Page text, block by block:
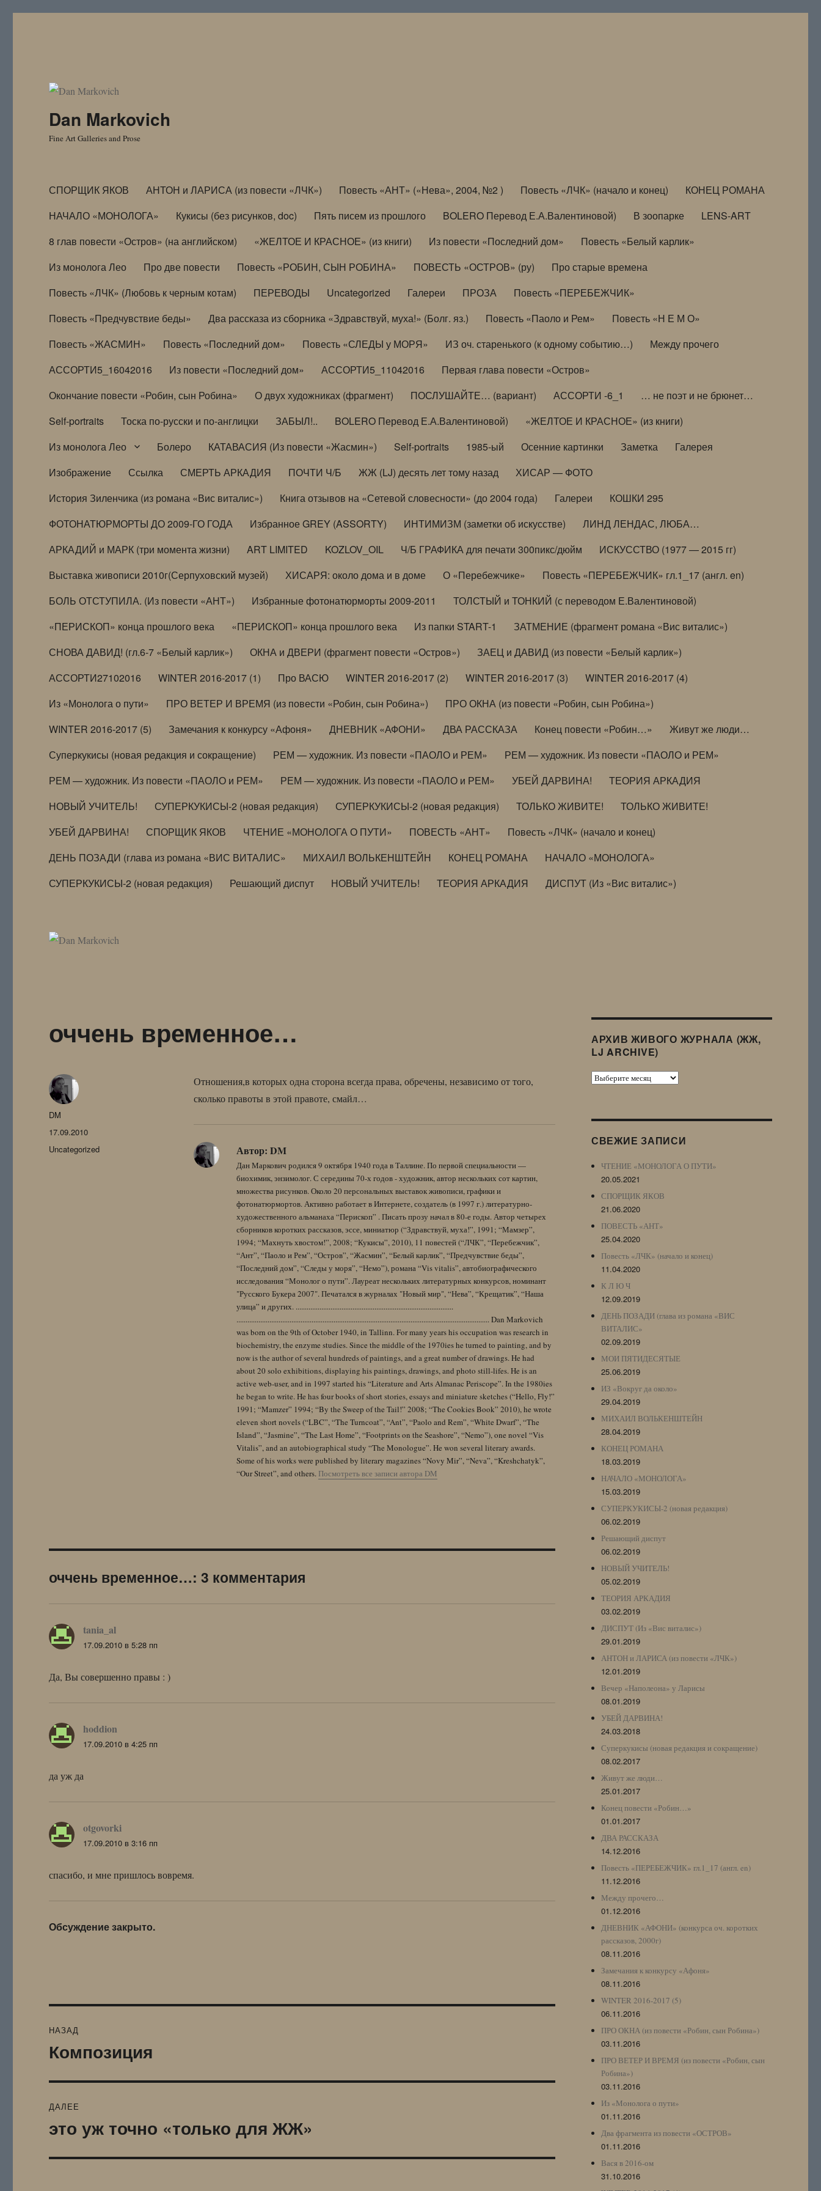
Dan Markovich
Fine Art Galleries and Prose
СПОРЩИК ЯКОВ АНТОН и ЛАРИСА (из повести «ЛЧК») Повесть «АНТ» («Нева», 2004, №2 ) Повесть «ЛЧК» (начало и конец)
КОНЕЦ РОМАНА
НАЧАЛО «МОНОЛОГА»
Кукисы (без рисунков, doc) Пять писем из прошлого BOLERO Перевод Е.А.Валентиновой) В зоопарке
LENS-ART
8 глав повести «Остров» (на английском)
«ЖЕЛТОЕ И КРАСНОЕ» (из книги) Из повести «Последний дом»
Повесть «Белый карлик»
Из монолога Лео
Про две повести Повесть «РОБИН, СЫН РОБИНА» ПОВЕСТЬ «ОСТРОВ» (ру)
Про старые времена
Повесть «ЛЧК» (Любовь к черным котам)
ПЕРЕВОДЫ Uncategorized Галереи ПРОЗА
Повесть «ПЕРЕБЕЖЧИК»
Повесть «Предчувствие беды»
Два рассказа из сборника «Здравствуй, муха!» (Болг. яз.) Повесть «Паоло и Рем»
Повесть «Н Е М О»
Повесть «ЖАСМИН»
Повесть «Последний дом» Повесть «СЛЕДЫ у МОРЯ» ИЗ оч. старенького (к одному событию…)
Между прочего
АССОРТИ5_16042016
Из повести «Последний дом» АССОРТИ5_11042016
Первая глава повести «Остров»
Окончание повести «Робин, сын Робина»
О двух художниках (фрагмент) ПОСЛУШАЙТЕ… (вариант) АССОРТИ -6_1
… не поэт и не брюнет…
Self-portraits
Тоска по-русски и по-англицки ЗАБЫЛ!.. BOLERO Перевод Е.А.Валентиновой)
«ЖЕЛТОЕ И КРАСНОЕ» (из книги)
Из монолога Лео
Болеро КАТАВАСИЯ (Из повести «Жасмин») Self-portraits 1985-ый Осенние картинки Заметка
Галерея
Изображение
Ссылка СМЕРТЬ АРКАДИЯ ПОЧТИ Ч/Б ЖЖ (LJ) десять лет тому назад
ХИСАР — ФОТО
История Зиленчика (из романа «Вис виталис»)
Книга отзывов на «Сетевой словесности» (до 2004 года) Галереи
КОШКИ 295
ФОТОНАТЮРМОРТЫ ДО 2009-ГО ГОДА
Избранное GREY (ASSORTY) ИНТИМИЗМ (заметки об искусстве)
ЛИНД ЛЕНДАС, ЛЮБА…
АРКАДИЙ и МАРК (три момента жизни)
ART LIMITED KOZLOV_OIL Ч/Б ГРАФИКА для печати 300пикс/дюйм
ИСКУССТВО (1977 — 2015 гг)
Выставка живописи 2010г(Серпуховский музей)
ХИСАРЯ: около дома и в доме О «Перебежчике»
Повесть «ПЕРЕБЕЖЧИК» гл.1_17 (англ. en)
БОЛЬ ОТСТУПИЛА. (Из повести «АНТ»)
Избранные фотонатюрморты 2009-2011
ТОЛСТЫЙ и ТОНКИЙ (с переводом Е.Валентиновой)
«ПЕРИСКОП» конца прошлого века
«ПЕРИСКОП» конца прошлого века Из папки START-1
ЗАТМЕНИЕ (фрагмент романа «Вис виталис»)
СНОВА ДАВИД! (гл.6-7 «Белый карлик»)
ОКНА и ДВЕРИ (фрагмент повести «Остров»)
ЗАЕЦ и ДАВИД (из повести «Белый карлик»)
АССОРТИ27102016
WINTER 2016-2017 (1) Про ВАСЮ WINTER 2016-2017 (2) WINTER 2016-2017 (3)
WINTER 2016-2017 (4)
Из «Монолога о пути»
ПРО ВЕТЕР И ВРЕМЯ (из повести «Робин, сын Робина»)
ПРО ОКНА (из повести «Робин, сын Робина»)
WINTER 2016-2017 (5)
Замечания к конкурсу «Афоня» ДНЕВНИК «АФОНИ» ДВА РАССКАЗА Конец повести «Робин…»
Живут же люди…
Суперкукисы (новая редакция и сокращение)
РЕМ — художник. Из повести «ПАОЛО и РЕМ»
РЕМ — художник. Из повести «ПАОЛО и РЕМ»
РЕМ — художник. Из повести «ПАОЛО и РЕМ»
РЕМ — художник. Из повести «ПАОЛО и РЕМ» УБЕЙ ДАРВИНА!
ТЕОРИЯ АРКАДИЯ
НОВЫЙ УЧИТЕЛЬ!
СУПЕРКУКИСЫ-2 (новая редакция) СУПЕРКУКИСЫ-2 (новая редакция) ТОЛЬКО ЖИВИТЕ!
ТОЛЬКО ЖИВИТЕ!
УБЕЙ ДАРВИНА!
СПОРЩИК ЯКОВ ЧТЕНИЕ «МОНОЛОГА О ПУТИ» ПОВЕСТЬ «АНТ»
Повесть «ЛЧК» (начало и конец)
ДЕНЬ ПОЗАДИ (глава из романа «ВИС ВИТАЛИС»
МИХАИЛ ВОЛЬКЕНШТЕЙН КОНЕЦ РОМАНА
НАЧАЛО «МОНОЛОГА»
СУПЕРКУКИСЫ-2 (новая редакция)
Решающий диспут НОВЫЙ УЧИТЕЛЬ! ТЕОРИЯ АРКАДИЯ ДИСПУТ (Из «Вис виталис»)
оччень временное…
Отношения,в которых одна сторона всегда права, обречены, независимо от того,
сколько правоты в этой правоте, смайл…
Автор: DM
Дан Маркович родился 9 октября 1940 года в Таллине. По первой специальности —
биохимик, энзимолог. С середины 70-х годов - художник, автор нескольких сот картин,
множества рисунков. Около 20 персональных выставок живописи, графики и
фотонатюрмортов. Активно работает в Интернете, создатель (в 1997 г.) литературно-
художественного альманаха “Перископ” . Писать прозу начал в 80-е годы. Автор четырех
сборников коротких рассказов, эссе, миниатюр (“Здравствуй, муха!”, 1991; “Мамзер”,
1994; “Махнуть хвостом!”, 2008; “Кукисы”, 2010), 11 повестей (“ЛЧК”, “Перебежчик”,
“Ант”, “Паоло и Рем”, “Остров”, “Жасмин”, “Белый карлик”, “Предчувствие беды”,
“Последний дом”, “Следы у моря”, “Немо”), романа “Vis vitalis”, автобиографического
исследования “Монолог о пути”. Лауреат нескольких литературных конкурсов, номинант
"Русского Букера 2007". Печатался в журналах "Новый мир", “Нева”, “Крещатик”, “Наша
улица” и других. ......................................................................................
.......................................................................................................................................... Dan Markovich
was born on the 9th of October 1940, in Tallinn. For many years his occupation was research in
biochemistry, the enzyme studies. Since the middle of the 1970ies he turned to painting, and by
now is the author of several hundreds of paintings, and a great number of drawings. He had
about 20 solo exhibitions, displaying his paintings, drawings, and photo still-lifes. He is an
active web-user, and in 1997 started his “Literature and Arts Almanac Periscope”. In the 1980ies
he began to write. He has four books of short stories, essays and miniature sketches (“Hello, Fly!”
1991; “Mamzer” 1994; “By the Sweep of the Tail!” 2008; “The Cookies Book” 2010), he wrote
eleven short novels (“LBC”, “The Turncoat”, “Ant”, “Paolo and Rem”, “White Dwarf”, “The
Island”, “Jasmine”, “The Last Home”, “Footprints on the Seashore”, “Nemo”), one novel “Vis
Vitalis”, and an autobiographical study “The Monologue”. He won several literary awards.
Some of his works were published by literary magazines “Novy Mir”, “Neva”, “Kreshchatyk”,
“Our Street”, and others. Посмотреть все записи автора DM
Автор
DM
Опубликовано
17.09.2010
Рубрики
Uncategorized
оччень временное…: 3 комментария
tania_al
17.09.2010 в 5:28 пп
Да, Вы совершенно правы : )
hoddion
17.09.2010 в 4:25 пп
да уж да
otgovorki
17.09.2010 в 3:16 пп
спасибо, и мне пришлось вовремя.
Обсуждение закрыто.
по
НАЗАД
Предыдущая
Композиция
ДАЛЕЕ
Следующая
это уж точно «только для ЖЖ»
АРХИВ ЖИВОГО ЖУРНАЛА (ЖЖ,
LJ ARCHIVE)
Архив
Archive)
СВЕЖИЕ ЗАПИСИ
ЧТЕНИЕ «МОНОЛОГА О ПУТИ»
20.05.2021
СПОРЩИК ЯКОВ
21.06.2020
ПОВЕСТЬ «АНТ»
25.04.2020
Повесть «ЛЧК» (начало и конец)
11.04.2020
К Л Ю Ч
12.09.2019
ДЕНЬ ПОЗАДИ (глава из романа «ВИС
ВИТАЛИС»
02.09.2019
МОИ ПЯТИДЕСЯТЫЕ
25.06.2019
ИЗ «Вокруг да около»
29.04.2019
МИХАИЛ ВОЛЬКЕНШТЕЙН
28.04.2019
КОНЕЦ РОМАНА
18.03.2019
НАЧАЛО «МОНОЛОГА»
15.03.2019
СУПЕРКУКИСЫ-2 (новая редакция)
06.02.2019
Решающий диспут
06.02.2019
НОВЫЙ УЧИТЕЛЬ!
05.02.2019
ТЕОРИЯ АРКАДИЯ
03.02.2019
ДИСПУТ (Из «Вис виталис»)
29.01.2019
АНТОН и ЛАРИСА (из повести «ЛЧК»)
12.01.2019
Вечер «Наполеона» у Ларисы
08.01.2019
УБЕЙ ДАРВИНА!
24.03.2018
Суперкукисы (новая редакция и сокращение)
08.02.2017
Живут же люди…
25.01.2017
Конец повести «Робин…»
01.01.2017
ДВА РАССКАЗА
14.12.2016
Повесть «ПЕРЕБЕЖЧИК» гл.1_17 (англ. en)
11.12.2016
Между прочего…
01.12.2016
ДНЕВНИК «АФОНИ» (конкурса оч. коротких
рассказов, 2000г)
08.11.2016
Замечания к конкурсу «Афоня»
08.11.2016
WINTER 2016-2017 (5)
06.11.2016
ПРО ОКНА (из повести «Робин, сын Робина»)
03.11.2016
ПРО ВЕТЕР И ВРЕМЯ (из повести «Робин, сын
Робина»)
03.11.2016
Из «Монолога о пути»
01.11.2016
Два фрагмента из повести «ОСТРОВ»
01.11.2016
Вася в 2016-ом
31.10.2016